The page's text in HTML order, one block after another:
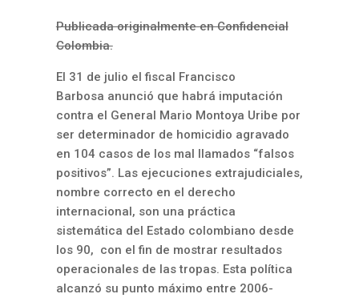
Publicada originalmente en Confidencial
Colombia.
El 31 de julio el fiscal Francisco
Barbosa anunció que habrá imputación
contra el General Mario Montoya Uribe por
ser determinador de homicidio agravado
en 104 casos de los mal llamados “falsos
positivos”. Las ejecuciones extrajudiciales,
nombre correcto en el derecho
internacional, son una práctica
sistemática del Estado colombiano desde
los 90, con el fin de mostrar resultados
operacionales de las tropas. Esta política
alcanzó su punto máximo entre 2006-